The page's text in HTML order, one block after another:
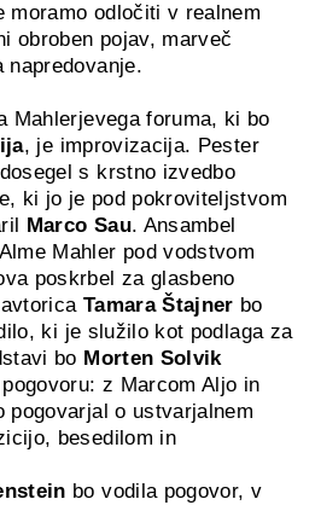
odločiti v realnem
obroben pojav, marveč
napredovanje.
Mahlerjevega foruma, ki bo
, je improvizacija. Pester
s krstno izvedbo
ki jo je pod pokroviteljstvom
Marco Sau. Ansambel
Mahler pod vodstvom
poskrbel za glasbeno
Tamara Štajner bo
ki je služilo kot podlaga za
bo Morten Solvik
z Marcom Aljo in
pogovarjal o ustvarjalnem
besedilom in
bo vodila pogovor, v